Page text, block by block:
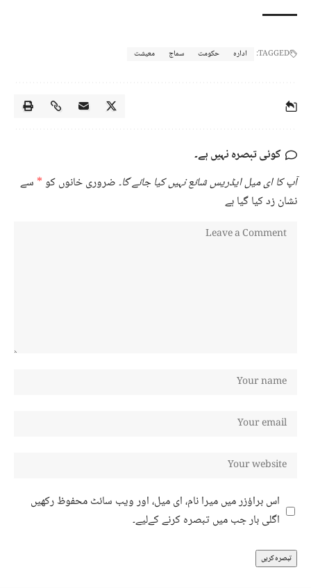
TAGGED: ادارہ حکومت سماج معیشت
کوئی تبصرہ نہیں ہے۔
آپ کا ای میل ایڈریس شائع نہیں کیا جائے گا۔ضروری خانوں کو* سے
نشان زد کیا گیا ہے
اس براؤزر میں میرا نام، ای میل، اور ویب سائٹ محفوظ رکھیں
اگلی بار جب میں تبصرہ کرنے کےلیے۔